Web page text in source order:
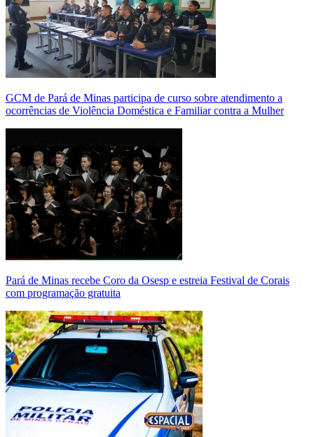
GCM de Pará de Minas participa de curso sobre atendimento a
ocorrências de Violência Doméstica e Familiar contra a Mulher
Pará de Minas recebe Coro da Osesp e estreia Festival de Corais
com programação gratuita